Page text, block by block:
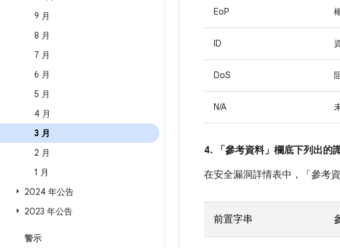
9 月
8 月
7 月
6 月
5 月
4 月
3 月
2 月
1 月
2024 年公告
2023 年公告
警示
EoP
ID
DoS
N/A
4. 「參考資料」 欄底下列出的
在安全漏洞詳情表中，「參考資
前置字串